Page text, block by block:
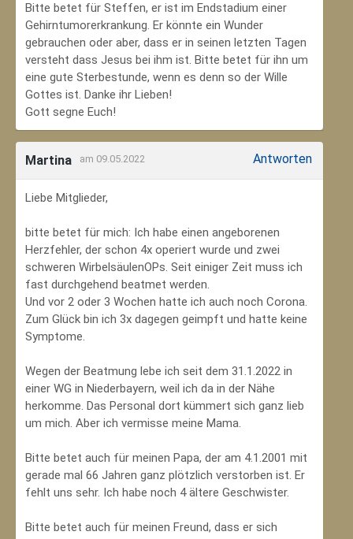
Bitte betet für Steffen, er ist im Endstadium einer
Gehirntumorerkrankung. Er könnte ein Wunder
gebrauchen oder aber, dass er in seinen letzten Tagen
versteht dass Jesus bei ihm ist. Bitte betet für ihn um
eine gute Sterbestunde, wenn es denn so der Wille
Gottes ist. Danke ihr Lieben!
Gott segne Euch!
Martina am 09.05.2022 Antworten
Liebe Mitglieder,
bitte betet für mich: Ich habe einen angeborenen
Herzfehler, der schon 4x operiert wurde und zwei
schweren WirbelsäulenOPs. Seit einiger Zeit muss ich
fast durchgehend beatmet werden.
Und vor 2 oder 3 Wochen hatte ich auch noch Corona.
Zum Glück bin ich 3x dagegen geimpft und hatte keine
Symptome.
Wegen der Beatmung lebe ich seit dem 31.1.2022 in
einer WG in Niederbayern, weil ich da in der Nähe
herkomme. Das Personal dort kümmert sich ganz lieb
um mich. Aber ich vermisse meine Mama.
Bitte betet auch für meinen Papa, der am 4.1.2001 mit
gerade mal 66 Jahren ganz plötzlich verstorben ist. Er
fehlt uns sehr. Ich habe noch 4 ältere Geschwister.
Bitte betet auch für meinen Freund, dass er sich